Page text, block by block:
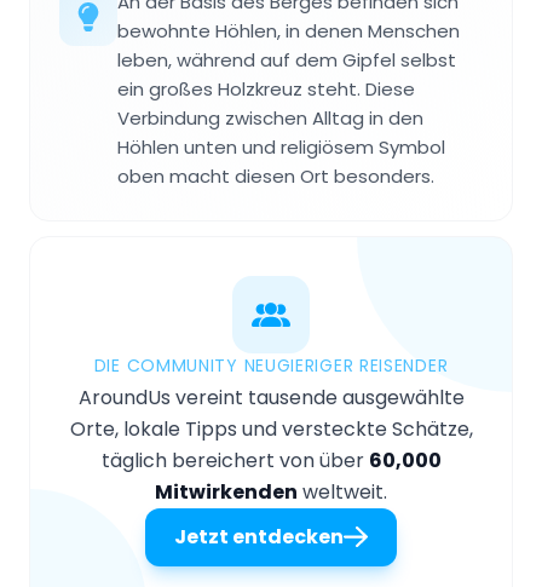
bewohnte Höhlen, in denen Menschen
leben, während auf dem Gipfel selbst
ein großes Holzkreuz steht. Diese
Verbindung zwischen Alltag in den
Höhlen unten und religiösem Symbol
oben macht diesen Ort besonders.
DIE COMMUNITY NEUGIERIGER REISENDER
AroundUs vereint tausende ausgewählte
Orte, lokale Tipps und versteckte Schätze,
täglich bereichert von über 60,000
Mitwirkenden weltweit.
Jetzt entdecken